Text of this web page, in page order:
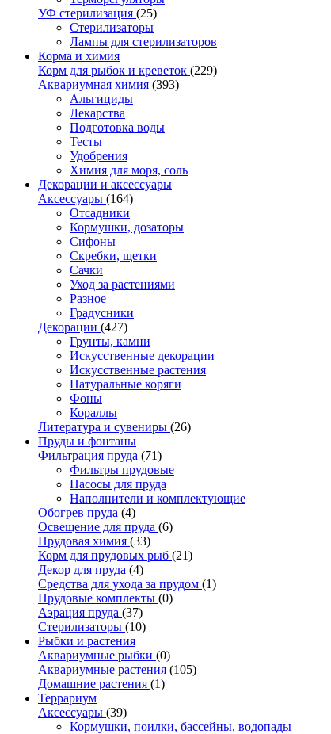
УФ стерилизация (25)
Стерилизаторы
Лампы для стерилизаторов
Корма и химия
Корм для рыбок и креветок (229)
Аквариумная химия (393)
Альгициды
Лекарства
Подготовка воды
Тесты
Удобрения
Химия для моря, соль
Декорации и аксессуары
Аксессуары (164)
Отсадники
Кормушки, дозаторы
Сифоны
Скребки, щетки
Сачки
Уход за растениями
Разное
Градусники
Декорации (427)
Грунты, камни
Искусственные декорации
Искусственные растения
Натуральные коряги
Фоны
Кораллы
Литература и сувениры (26)
Пруды и фонтаны
Фильтрация пруда (71)
Фильтры прудовые
Насосы для пруда
Наполнители и комплектующие
Обогрев пруда (4)
Освещение для пруда (6)
Прудовая химия (33)
Корм для прудовых рыб (21)
Декор для пруда (4)
Средства для ухода за прудом (1)
Прудовые комплекты (0)
Аэрация пруда (37)
Стерилизаторы (10)
Рыбки и растения
Аквариумные рыбки (0)
Аквариумные растения (105)
Домашние растения (1)
Террариум
Аксессуары (39)
Кормушки, поилки, бассейны, водопады